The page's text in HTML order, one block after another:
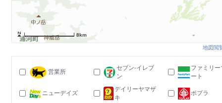
8km
地図閲
営業所
セブン-イレブ
ン
ファミリー
ート
ニューデイズ
デイリーヤマザ
キ
ポプラ